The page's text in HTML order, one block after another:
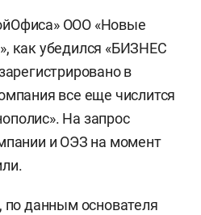
ООО «Новые
как убедился «БИЗНЕС
в
все еще числится
На запрос
и ОЭЗ на момент
по данным основателя